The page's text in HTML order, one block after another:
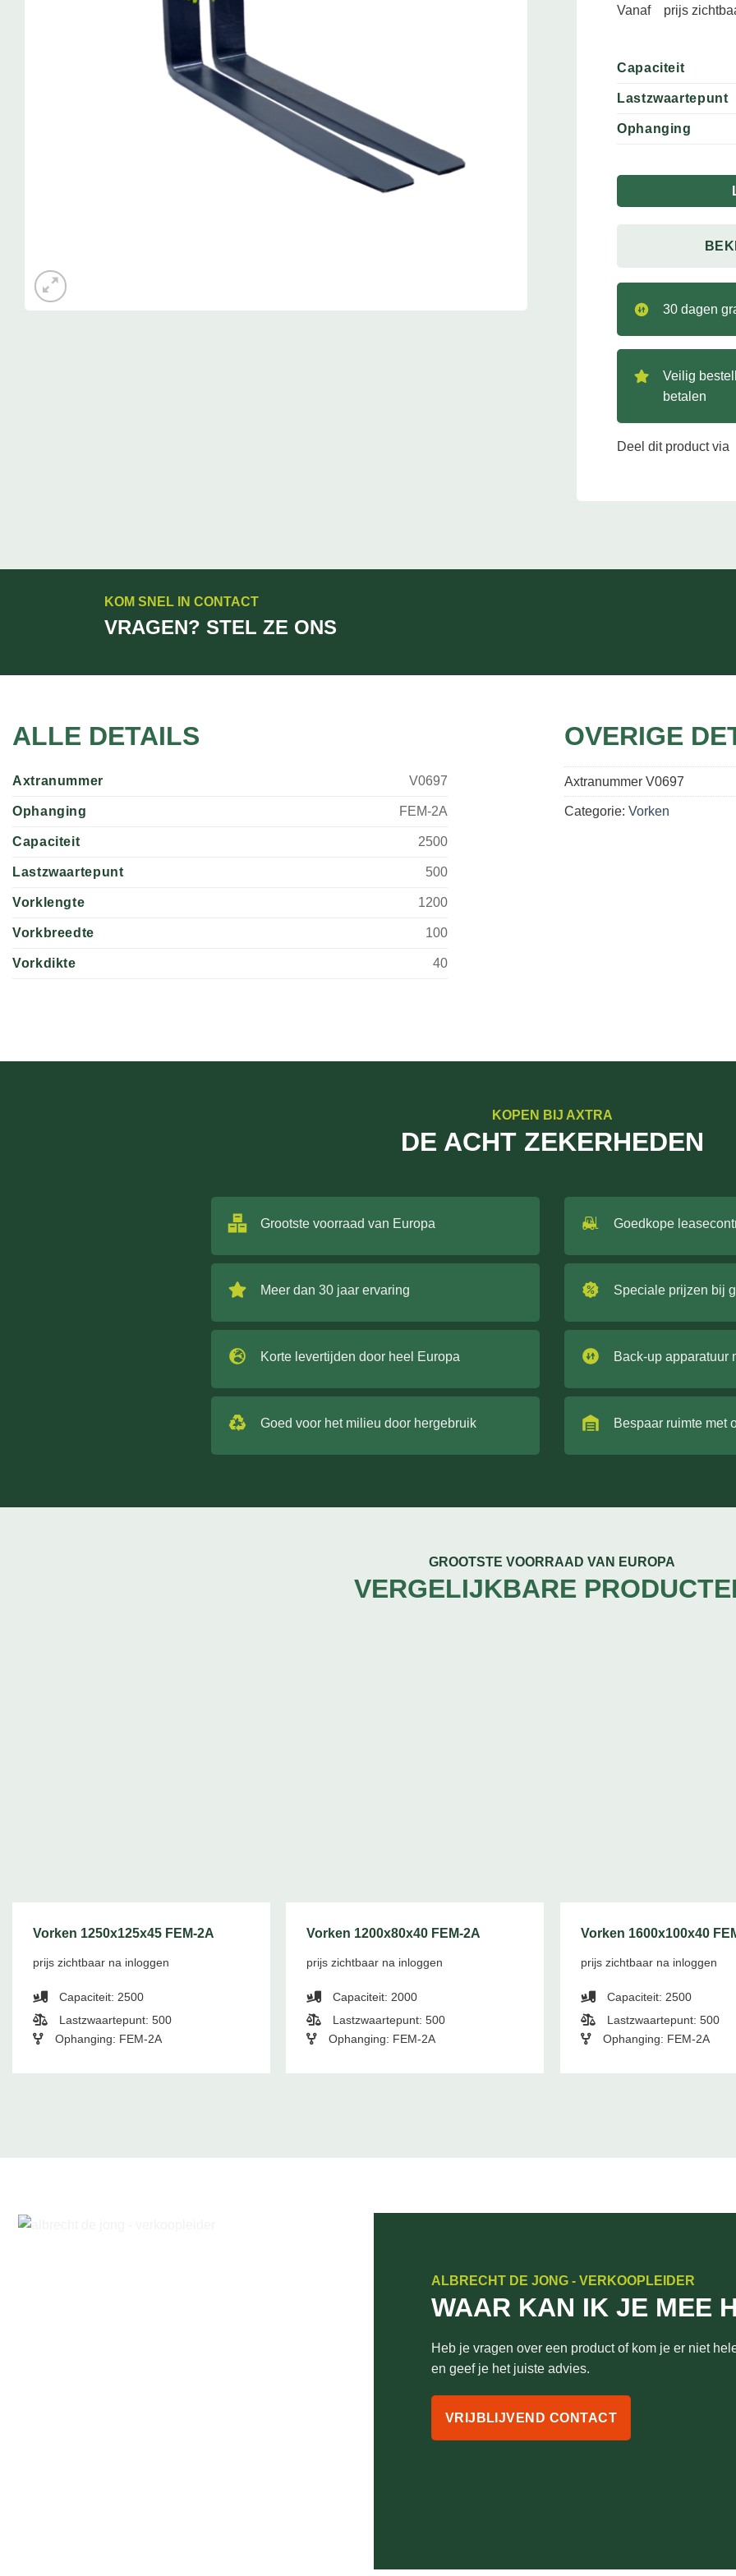
Vanaf prijs
Capaciteit
Lastzwaartepunt
Ophanging
30 dagen
Veilig
betalen
Deel dit product via
KOM SNEL IN CONTACT
VRAGEN? STEL ZE ONS
ALLE DETAILS
Axtranummer V0697
Ophanging FEM-2A
Capaciteit 2500
Lastzwaartepunt 500
Vorklengte 1200
Vorkbreedte 100
Vorkdikte 40
OVERIGE
Axtranummer V0697
Categorie: Vorken
KOPEN BIJ AXTRA
DE ACHT ZEKERHEDEN
Grootste voorraad van Europa
Meer dan 30 jaar ervaring
Korte levertijden door heel Europa
Goed voor het milieu door hergebruik
Goedkope
Speciale prijzen bij
Back-up apparatuur
Bespaar ruimte met
GROOTSTE VOORRAAD VAN EUROPA
VERGELIJKBARE
Vorken 1250x125x45 FEM-2A
prijs zichtbaar na inloggen
Capaciteit: 2500
Lastzwaartepunt: 500
Ophanging: FEM-2A
Vorken 1200x80x40 FEM-2A
prijs zichtbaar na inloggen
Capaciteit: 2000
Lastzwaartepunt: 500
Ophanging: FEM-2A
Vorken 1600x100x40
prijs zichtbaar na inloggen
Capaciteit: 2500
Lastzwaartepunt: 500
Ophanging: FEM-2A
ALBRECHT DE JONG - VERKOOPLEIDER
WAAR KAN IK JE MEE
Heb je vragen over een product of kom je er niet
en geef je het juiste advies.
VRIJBLIJVEND CONTACT